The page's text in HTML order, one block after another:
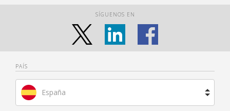
SÍGUENOS EN
PAÍS
España